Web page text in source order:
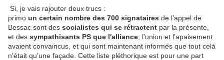
Si, je vais rajouter deux trucs :
primo un certain nombre des 700 signataires de l'appel de
Bessac sont des socialistes qui se rétractent par la présente,
et des sympathisants PS que l'alliance , l'union et l'apaisement
avaient convaincus, et qui sont maintenant informés que tout celà
n'était qu'une façade. Cette liste pléthorique est pour une part